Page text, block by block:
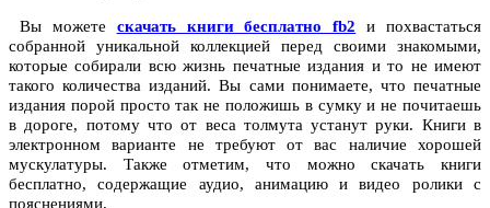
Вы можете скачать книги бесплатно fb2 и похвастаться
собранной уникальной коллекцией перед своими знакомыми,
которые собирали всю жизнь печатные издания и то не имеют
такого количества изданий. Вы сами понимаете, что печатные
издания порой просто так не положишь в сумку и не почитаешь
в дороге, потому что от веса толмута устанут руки. Книги в
электронном варианте не требуют от вас наличие хорошей
мускулатуры. Также отметим, что можно скачать книги
бесплатно, содержащие аудио, анимацию и видео ролики с
пояснениями.